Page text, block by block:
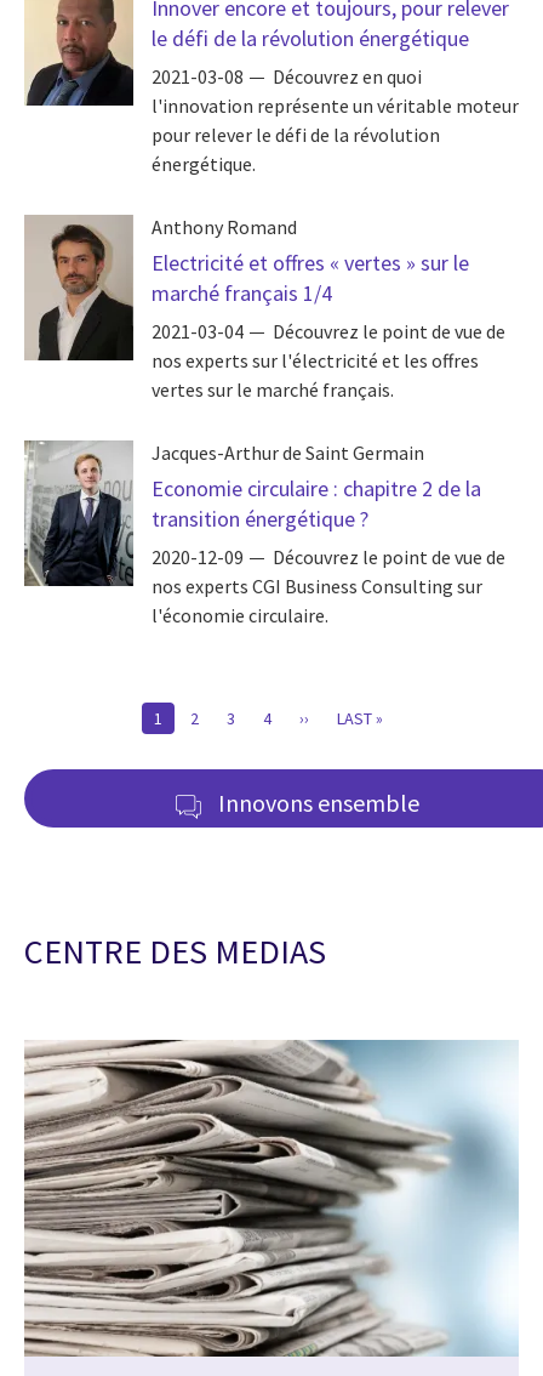
Innover encore et toujours, pour relever
le défi de la révolution énergétique
2021-03-08
Découvrez en quoi
l'innovation représente un véritable moteur
pour relever le défi de la révolution
énergétique.
Anthony Romand
Electricité et offres « vertes » sur le
marché français 1/4
2021-03-04
Découvrez le point de vue de
nos experts sur l'électricité et les offres
vertes sur le marché français.
Jacques-Arthur de Saint Germain
Economie circulaire : chapitre 2 de la
transition énergétique ?
2020-12-09
Découvrez le point de vue de
nos experts CGI Business Consulting sur
l'économie circulaire.
CURRENT
1 PAGE
2 PAGE
3 PAGE
4
PAGE
››
DERNIÈRE
LAST »
Innovons ensemble
CENTRE DES MEDIAS